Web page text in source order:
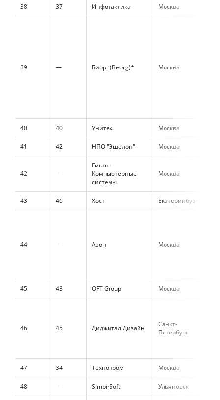
38 37 Инфотактика Москва
39 — Биорг (Beorg)* Москва
40 40 Унитех Москва
41 42 НПО "Эшелон" Москва
42 —
Гигант-
Компьютерные
системы
Москва
43 46 Хост Екатеринбург
44 — Азон Москва
45 43 OFT Group Москва
46 45 Диджитал Дизайн
Санкт-
Петербург
47 34 Технопром Москва
48 — SimbirSoft Ульяновск